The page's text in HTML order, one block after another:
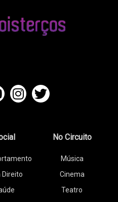
Direito
No Circuito
Música
Cinema
Teatro